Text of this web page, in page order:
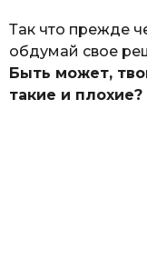
Так что прежде
обдумай свое
Быть может,
такие и плохие?